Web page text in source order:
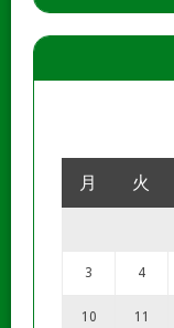
月 火
3 4
10 11